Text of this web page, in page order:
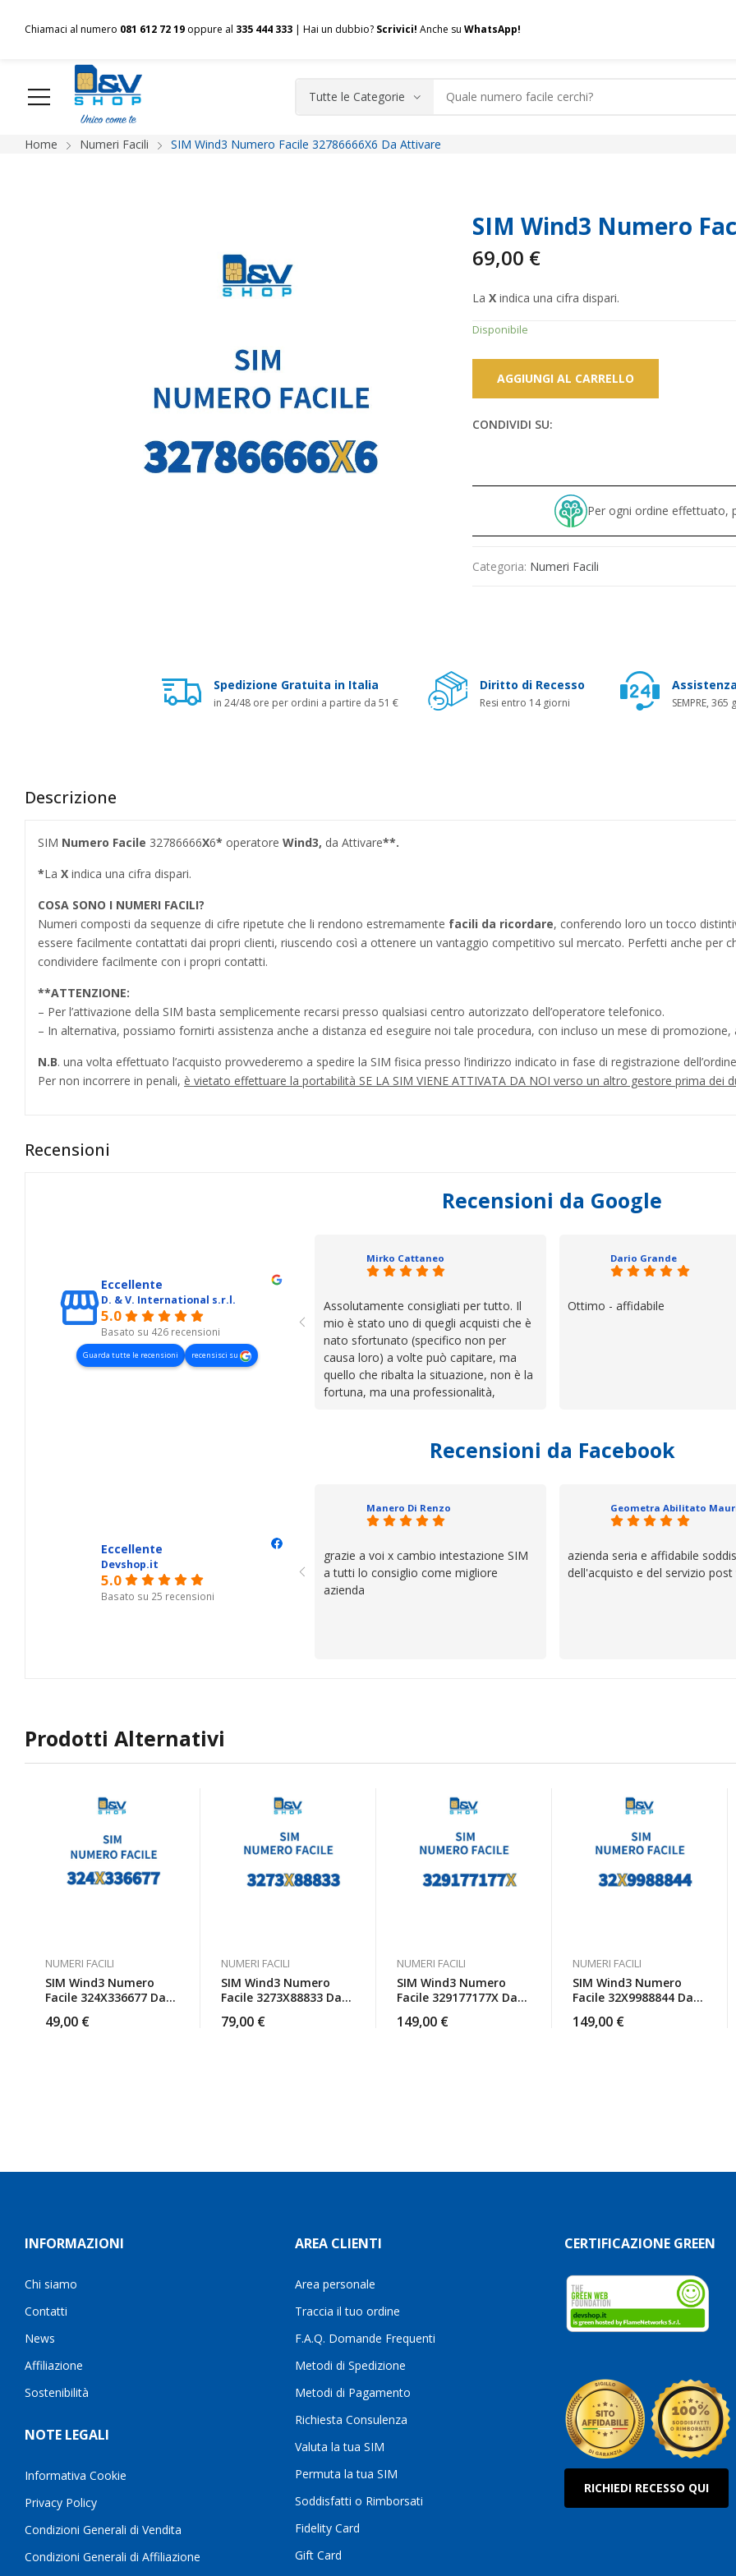
Chiamaci al numero 081 612 72 19 oppure al 335 444 333 | Hai un dubbio? Scrivici! Anche su WhatsApp!
HOME Chi siamo Shop Spedizioni Pagamenti F.A.Q. Contatti
Home Numeri Facili SIM Wind3 Numero Facile 32786666X6 Da Attivare
SIM Wind3 Numero
69,00 €
La X indica una cifra dispari.
Disponibile
AGGIUNGI AL CARRELLO
CONDIVIDI SU:
Per ogni ordine effettuato,
Categoria: Numeri Facili
Spedizione Gratuita in Italia
in 24/48 ore per ordini a partire da 51 €
Diritto di Recesso
Resi entro 14 giorni SEMPRE, 365
Descrizione
SIM Numero Facile 32786666X6* operatore Wind3, da Attivare**.
*La X indica una cifra dispari.
COSA SONO I NUMERI FACILI?
Numeri composti da sequenze di cifre ripetute che li rendono estremamente facili da ricordare, conferendo loro un tocco
essere facilmente contattati dai propri clienti, riuscendo così a ottenere un vantaggio competitivo sul mercato. Perfetti anche per
condividere facilmente con i propri contatti.
**ATTENZIONE:
– Per l’attivazione della SIM basta semplicemente recarsi presso qualsiasi centro autorizzato dell’operatore telefonico.
– In alternativa, possiamo fornirti assistenza anche a distanza ed eseguire noi tale procedura, con incluso un mese di promozione,
N.B. una volta effettuato l’acquisto provvederemo a spedire la SIM fisica presso l’indirizzo indicato in fase di registrazione
Per non incorrere in penali, è vietato effettuare la portabilità SE LA SIM VIENE ATTIVATA DA NOI verso un altro gestore prima dei
Recensioni
Recensioni da Google
Eccellente
D. & V. International s.r.l.
5.0
Basato su 426 recensioni
Guarda tutte le recensioni recensisci su
Mirko Cattaneo
Assolutamente consigliati per tutto. Il
mio è stato uno di quegli acquisti che è
nato sfortunato (specifico non per
causa loro) a volte può capitare, ma
quello che ribalta la situazione, non è la
fortuna, ma una professionalità,
cose. Be', io qui è proprio quello che ho
trovato, un atteggiamento che va oltre
se avete bisogno siete in ottime mani.
Dario Grande
Ottimo - affidabile
Recensioni da Facebook
Eccellente
Devshop.it
5.0
Basato su 25 recensioni
Manero Di Renzo
grazie a voi x cambio intestazione SIM
a tutti lo consiglio come migliore
azienda
azienda seria e affidabile
dell'acquisto e del servizio post
Prodotti Alternativi
NUMERI FACILI
SIM Wind3 Numero
Facile 324X336677 Da
49,00 €
NUMERI FACILI
SIM Wind3 Numero
Facile 3273X88833 Da
79,00 €
NUMERI FACILI
SIM Wind3 Numero
Facile 329177177X Da
149,00 €
NUMERI FACILI
SIM Wind3 Numero
Facile 32X9988844 Da
149,00 €
INFORMAZIONI
Chi siamo
Contatti
News
Affiliazione
Sostenibilità
NOTE LEGALI
Informativa Cookie
Privacy Policy
Condizioni Generali di Vendita
Condizioni Generali di Affiliazione
AREA CLIENTI
Area personale
Traccia il tuo ordine
F.A.Q. Domande Frequenti
Metodi di Spedizione
Metodi di Pagamento
Richiesta Consulenza
Valuta la tua SIM
Permuta la tua SIM
Soddisfatti o Rimborsati
Fidelity Card
Gift Card
CERTIFICAZIONE GREEN
RICHIEDI RECESSO QUI